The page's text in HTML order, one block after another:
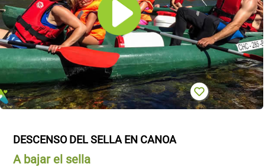
DESCENSO DEL SELLA EN CANOA
A bajar el sella